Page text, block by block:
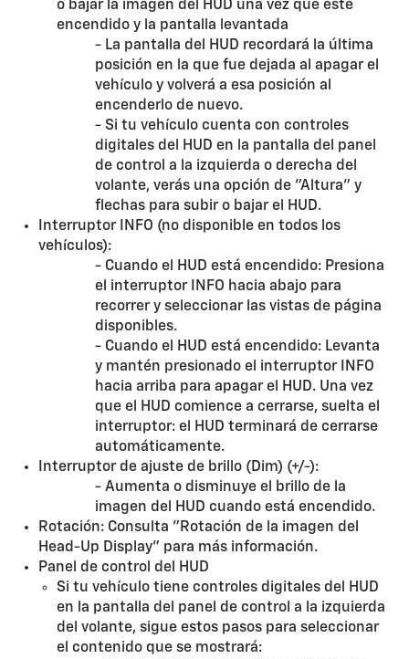
o bajar la imagen del HUD una vez que esté
encendido y la pantalla levantada
- La pantalla del HUD recordará la última
posición en la que fue dejada al apagar el
vehículo y volverá a esa posición al
encenderlo de nuevo.
- Si tu vehículo cuenta con controles
digitales del HUD en la pantalla del panel
de control a la izquierda o derecha del
volante, verás una opción de "Altura" y
flechas para subir o bajar el HUD.
Interruptor INFO (no disponible en todos los
vehículos):
- Cuando el HUD está encendido: Presiona
el interruptor INFO hacia abajo para
recorrer y seleccionar las vistas de página
disponibles.
- Cuando el HUD está encendido: Levanta
y mantén presionado el interruptor INFO
hacia arriba para apagar el HUD. Una vez
que el HUD comience a cerrarse, suelta el
interruptor: el HUD terminará de cerrarse
automáticamente.
Interruptor de ajuste de brillo (Dim) (+/-):
- Aumenta o disminuye el brillo de la
imagen del HUD cuando está encendido.
Rotación: Consulta "Rotación de la imagen del
Head-Up Display" para más información.
Panel de control del HUD
Si tu vehículo tiene controles digitales del HUD
en la pantalla del panel de control a la izquierda
del volante, sigue estos pasos para seleccionar
el contenido que se mostrará: